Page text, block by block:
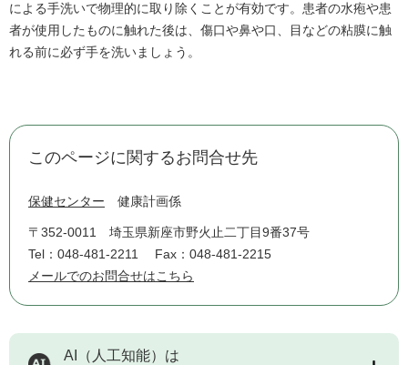
による手洗いで物理的に取り除くことが有効です。患者の水疱や患
者が使用したものに触れた後は、傷口や鼻や口、目などの粘膜に触
れる前に必ず手を洗いましょう。
このページに関するお問合せ先
保健センター 健康計画係
〒352-0011
埼玉県新座市野火止二丁目9番37号
Tel：048-481-2211
Fax：048-481-2215
メールでのお問合せはこちら
AI（人工知能）は